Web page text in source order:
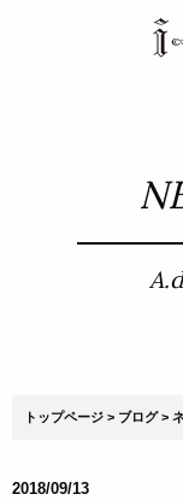
トップページ ブログ
2018/09/13